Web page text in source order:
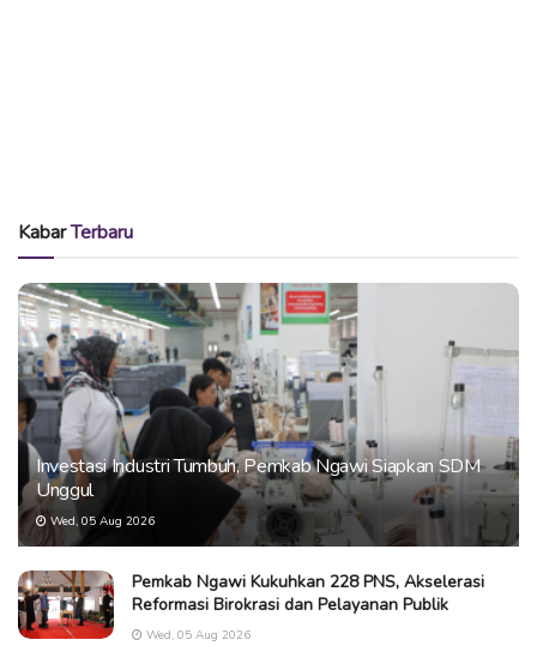
KabarTerbaru
Investasi Industri Tumbuh, Pemkab Ngawi Siapkan SDM
Unggul
Wed, 05 Aug 2026
Pemkab Ngawi Kukuhkan 228 PNS, Akselerasi
Reformasi Birokrasi dan Pelayanan Publik
Wed, 05 Aug 2026